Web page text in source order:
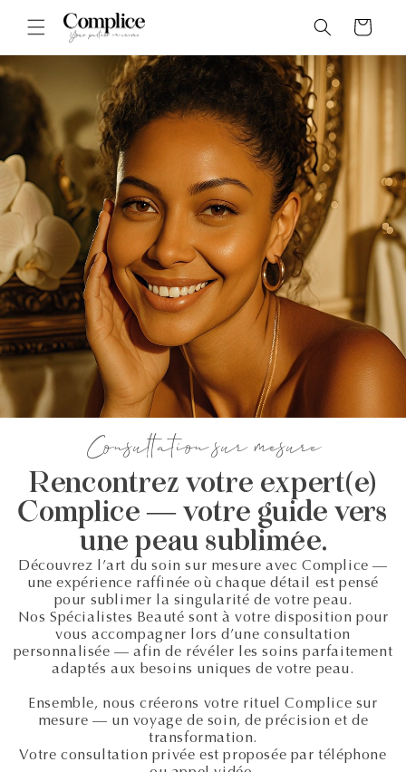
Skip to
content
Panier
Consultation sur mesure
Rencontrez votre expert(e)
Complice — votre guide vers
une peau sublimée.
Découvrez l’art du soin sur mesure avec Complice —
une expérience raffinée où chaque détail est pensé
pour sublimer la singularité de votre peau.
Nos Spécialistes Beauté sont à votre disposition pour
vous accompagner lors d’une consultation
personnalisée — afin de révéler les soins parfaitement
adaptés aux besoins uniques de votre peau.
Ensemble, nous créerons votre rituel Complice sur
mesure — un voyage de soin, de précision et de
transformation.
Votre consultation privée est proposée par téléphone